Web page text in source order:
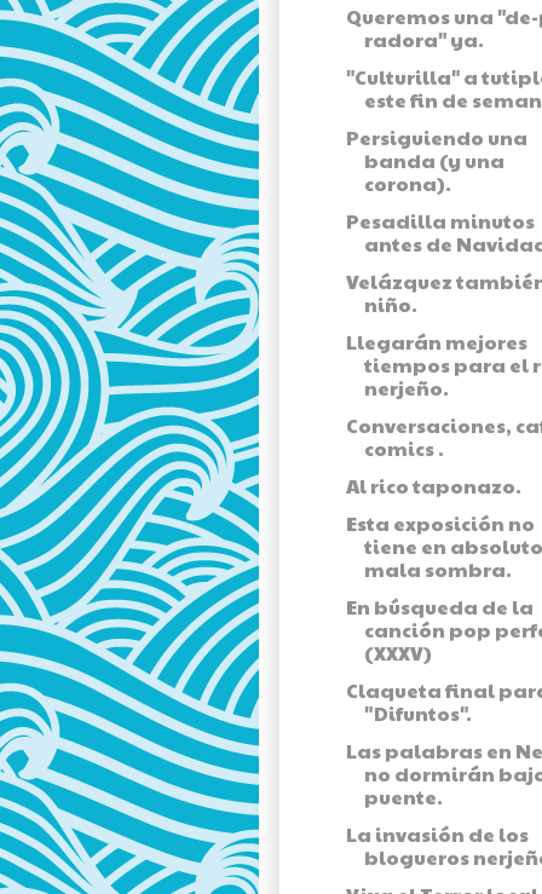
Queremos una
radora" ya.
"Culturilla" a
este fin de
Persiguiendo una
banda (y una
corona).
Pesadilla minutos
antes de
Velázquez
niño.
Llegarán mejores
tiempos para el
nerjeño.
Conversaciones,
comics .
Al rico taponazo.
Esta exposición no
tiene en absoluto
mala sombra.
En búsqueda de la
canción pop
(XXXV)
Claqueta final
"Difuntos".
Las palabras en
no dormirán
puente.
La invasión de los
blogueros